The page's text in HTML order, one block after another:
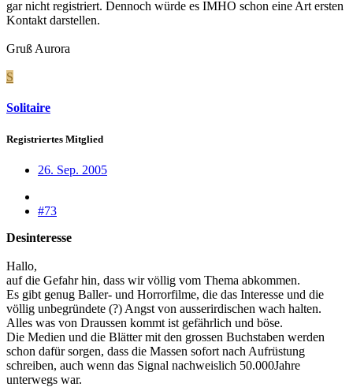
gar nicht registriert. Dennoch würde es IMHO schon eine Art ersten
Kontakt darstellen.
Gruß Aurora
S
Solitaire
Registriertes Mitglied
26. Sep. 2005
#73
Desinteresse
Hallo,
auf die Gefahr hin, dass wir völlig vom Thema abkommen.
Es gibt genug Baller- und Horrorfilme, die das Interesse und die
völlig unbegründete (?) Angst von ausserirdischen wach halten.
Alles was von Draussen kommt ist gefährlich und böse.
Die Medien und die Blätter mit den grossen Buchstaben werden
schon dafür sorgen, dass die Massen sofort nach Aufrüstung
schreiben, auch wenn das Signal nachweislich 50.000Jahre
unterwegs war.